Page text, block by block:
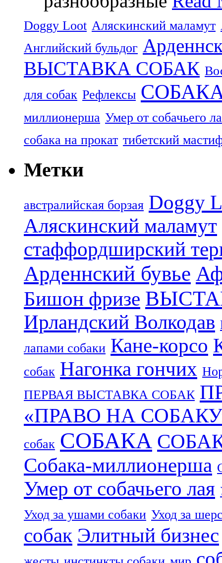
Doggy Loot Аляскинский маламут
Английский бульдог
ВЫСТАВКА СОБАК
для собак Рефлексы
миллионерша Умер от собачьего
собака на прокат тибетский
Метки
aвстралийская борзая Doggy
Аляскинский маламут
стаффордширский
Арденнский бувье
Бишон фризе
Ирландский Волкодав
лапами собаки Кане-корсо
собак Нагонка гончих
ПЕРВАЯ ВЫСТАВКА СОБАК
«ПРАВО НА
собак СОБАКА
Собака-миллионерша
Умер от собачьего лая
Уход за ушами собаки Уход за
собак Элитный бизнес